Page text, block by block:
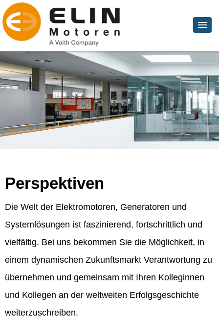
Perspektiven
Die Welt der Elektromotoren, Generatoren und
Systemlösungen ist faszinierend, fortschrittlich und
vielfältig. Bei uns bekommen Sie die Möglichkeit, in
einem dynamischen Zukunftsmarkt Verantwortung zu
übernehmen und gemeinsam mit Ihren Kolleginnen
und Kollegen an der weltweiten Erfolgsgeschichte
weiterzuschreiben.